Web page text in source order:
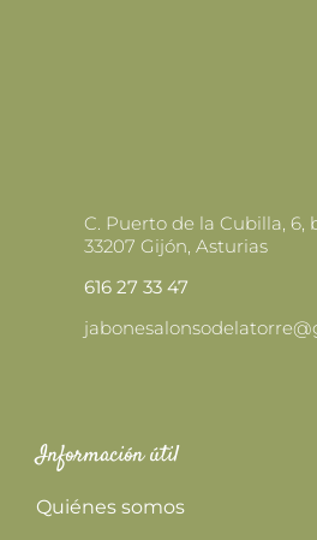
C. Puerto de la Cubilla, 6,
33207 Gijón, Asturias
616 27 33 47
Información útil
Quiénes somos